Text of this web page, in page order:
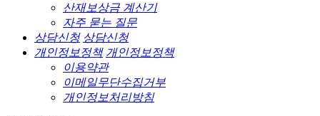
산재보상금 계산기
자주 묻는 질문
상담신청 상담신청
개인정보정책 개인정보정책
이용약관
이메일무단수집거부
개인정보처리방침